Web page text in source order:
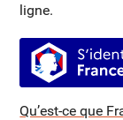
ligne.
S’identifier
Qu’est-ce que